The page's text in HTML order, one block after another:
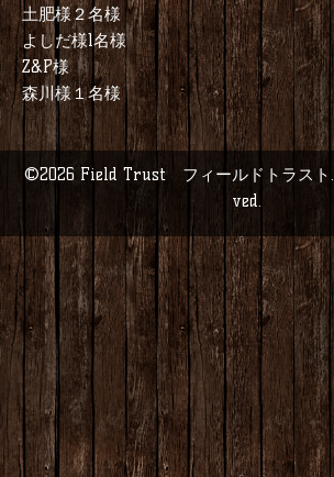
土肥様２名様
よしだ様1名様
Z&P様
森川様１名様
©2026 Field Trust フィールドトラスト
ved.